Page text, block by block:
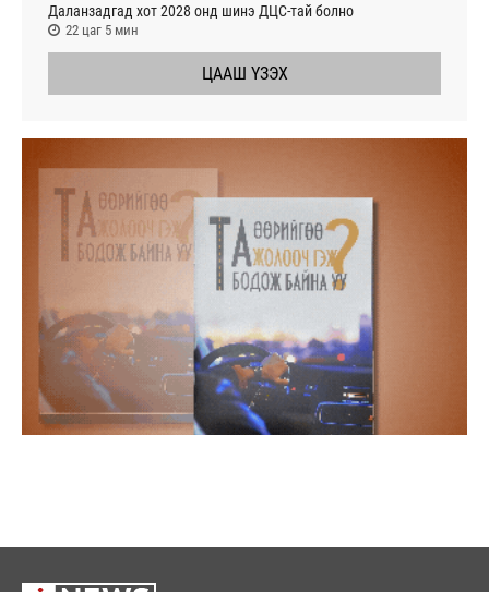
Даланзадгад хот 2028 онд шинэ ДЦС-тай болно
22 цаг 5 мин
ЦААШ ҮЗЭХ